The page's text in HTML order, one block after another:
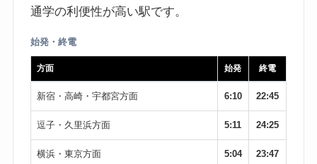
通学の利便性が高い駅です。
始発・終電
方面 始発 終電
新宿・高崎・宇都宮方面 6:10 22:45
逗子・久里浜方面 5:11 24:25
横浜・東京方面 5:04 23:47